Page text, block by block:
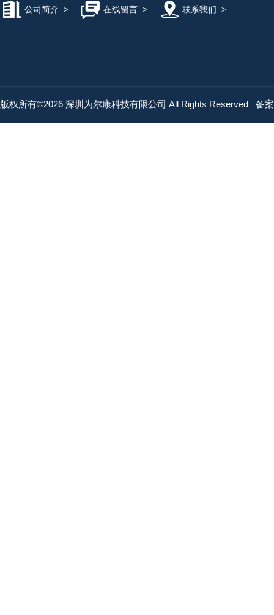
公司简介 > 在线留言> 联系我们 >
版权所有©2026 深圳为尔康科技有限公司 All Rights Reserved 备